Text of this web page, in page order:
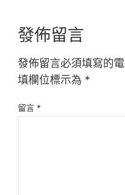
發佈留言
發佈留言必須填寫的
填欄位標示為 *
留言 *